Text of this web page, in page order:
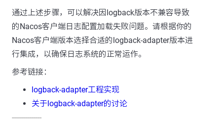
通过上述步骤，可以解决因logback版本不兼容导致
的Nacos客户端日志配置加载失败问题。请根据你的
Nacos客户端版本选择合适的logback-adapter版本进
行集成，以确保日志系统的正常运作。
参考链接：
logback-adapter工程实现
关于logback-adapter的讨论
---------------